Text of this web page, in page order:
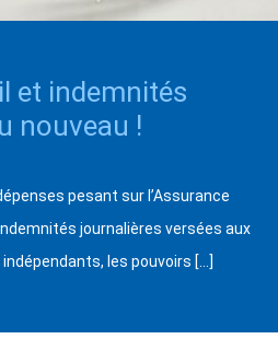
et indemnités
nouveau !
pesant sur l’Assurance
journalières versées aux
les pouvoirs […]